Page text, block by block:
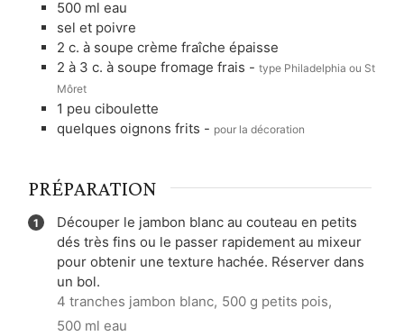
500 ml eau
sel et poivre
2 c. à soupe crème fraîche épaisse
2 à 3 c. à soupe fromage frais - type Philadelphia ou St
Môret
1 peu ciboulette
quelques oignons frits - pour la décoration
PRÉPARATION
Découper le jambon blanc au couteau en petits
dés très fins ou le passer rapidement au mixeur
pour obtenir une texture hachée. Réserver dans
un bol.
4 tranches jambon blanc, 500 g petits pois,
500 ml eau